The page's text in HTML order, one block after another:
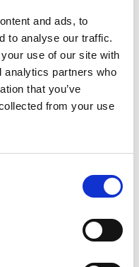
and ads, to
to analyse our traffic.
use of our site with
analytics partners who
that you’ve
from your use